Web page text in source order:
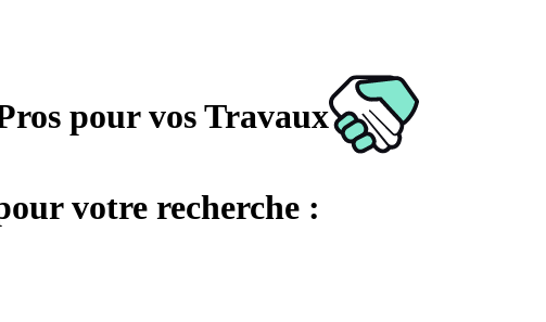
pour vos Travaux
votre recherche :